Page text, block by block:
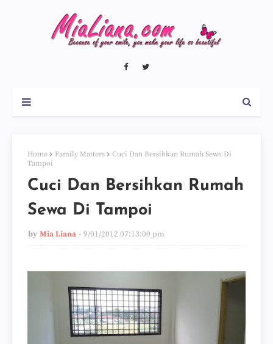
Home Family Matters
Cuci Dan Bersihkan Rumah Sewa Di
Tampoi
Cuci Dan Bersihkan Rumah
Sewa Di Tampoi
by Mia Liana 9/01/2012 07:13:00 pm